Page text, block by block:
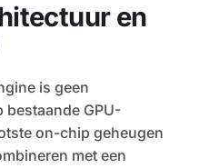
en
is geen
bestaande GPU-
on-chip geheugen
met een